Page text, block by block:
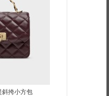
斜挎小方包